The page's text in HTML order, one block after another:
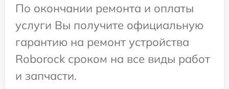
По окончании ремонта и оплаты
услуги Вы получите официальную
гарантию на ремонт устройства
Roborock сроком на все виды работ
и запчасти.